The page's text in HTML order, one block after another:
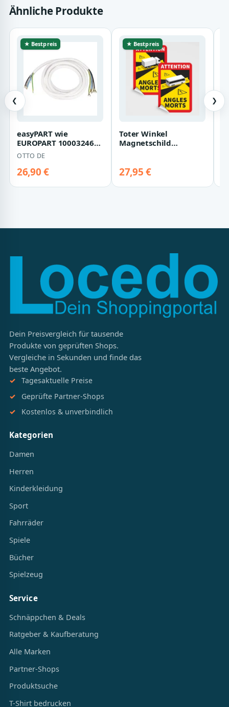
Ähnliche Produkte
❮
★ Bestpreis
easyPART wie
EUROPART 10003246
Kabel Herd-
Anschlusskabel 3m
Stromkabel…
OTTO DE
26,90 €
★ Bestpreis
Toter Winkel
Magnetschild
und Busse
27,95 €
❯
Dein Preisvergleich für tausende
Produkte von geprüften Shops.
Vergleiche in Sekunden und finde das
beste Angebot.
Tagesaktuelle Preise
Geprüfte Partner-Shops
Kostenlos & unverbindlich
Kategorien
Damen
Herren
Kinderkleidung
Sport
Fahrräder
Spiele
Bücher
Spielzeug
Service
Schnäppchen & Deals
Ratgeber & Kaufberatung
Alle Marken
Partner-Shops
Produktsuche
T-Shirt bedrucken